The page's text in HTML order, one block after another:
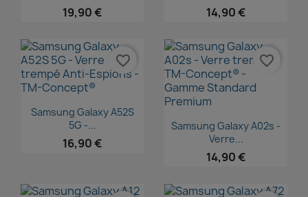
19,90 € 14,90 €
Aperçu rapide
Samsung Galaxy A52S
5G -...
16,90 €
favorite_border
Aperçu rapide
Samsung Galaxy A02s -
Verre...
14,90 €
favorite_border